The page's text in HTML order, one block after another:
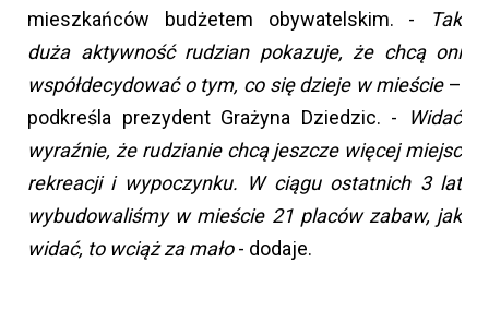
mieszkańców budżetem obywatelskim. -
Tak
duża aktywność rudzian pokazuje, że chcą oni
współdecydować o tym, co się dzieje w mieście–
podkreśla prezydent Grażyna Dziedzic. -
Widać
wyraźnie, że rudzianie chcą jeszcze więcej miejsc
rekreacji i wypoczynku. W ciągu ostatnich 3 lat
wybudowaliśmy w mieście 21 placów zabaw, jak
widać, to wciąż za mało- dodaje.